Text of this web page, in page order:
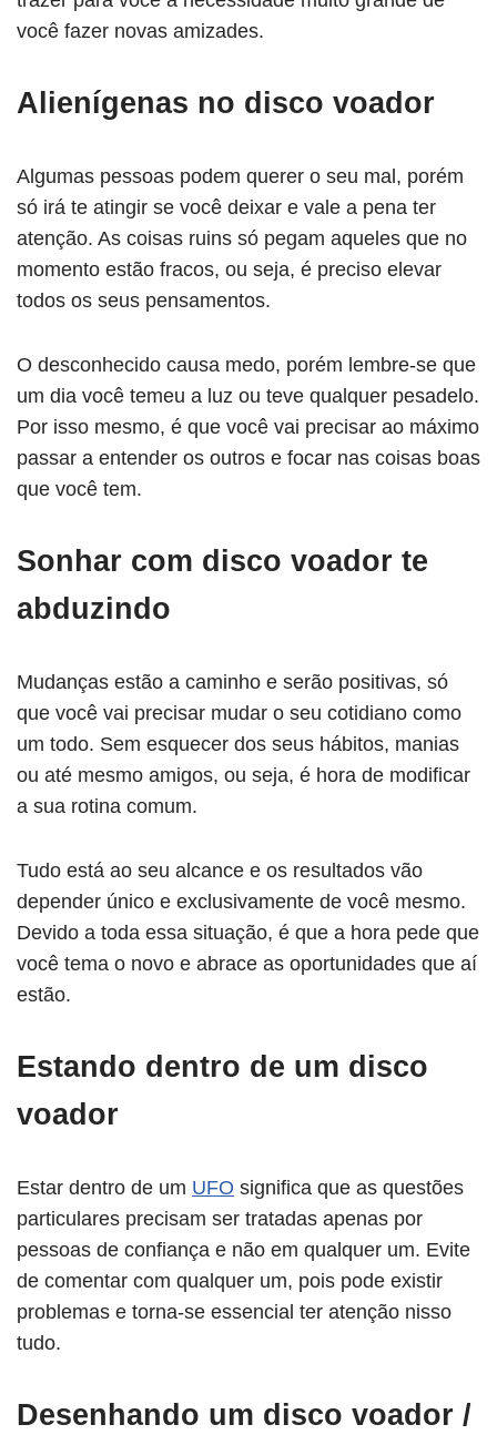
você fazer novas amizades.
Alienígenas no disco voador
Algumas pessoas podem querer o seu mal, porém
só irá te atingir se você deixar e vale a pena ter
atenção. As coisas ruins só pegam aqueles que no
momento estão fracos, ou seja, é preciso elevar
todos os seus pensamentos.
O desconhecido causa medo, porém lembre-se que
um dia você temeu a luz ou teve qualquer pesadelo.
Por isso mesmo, é que você vai precisar ao máximo
passar a entender os outros e focar nas coisas boas
que você tem.
Sonhar com disco voador te
abduzindo
Mudanças estão a caminho e serão positivas, só
que você vai precisar mudar o seu cotidiano como
um todo. Sem esquecer dos seus hábitos, manias
ou até mesmo amigos, ou seja, é hora de modificar
a sua rotina comum.
Tudo está ao seu alcance e os resultados vão
depender único e exclusivamente de você mesmo.
Devido a toda essa situação, é que a hora pede que
você tema o novo e abrace as oportunidades que aí
estão.
Estando dentro de um disco
voador
Estar dentro de um UFO significa que as questões
particulares precisam ser tratadas apenas por
pessoas de confiança e não em qualquer um. Evite
de comentar com qualquer um, pois pode existir
problemas e torna-se essencial ter atenção nisso
tudo.
Desenhando um disco voador /